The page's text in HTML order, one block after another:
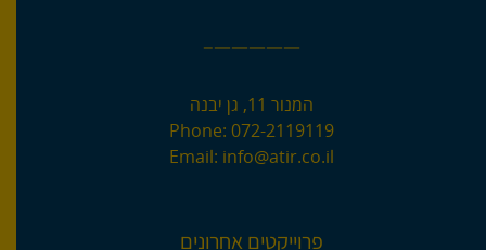
—————–
המנור 11, גן יבנה
Phone: 072-2119119
Email: info@atir.co.il
פרוייקטים אחרונים